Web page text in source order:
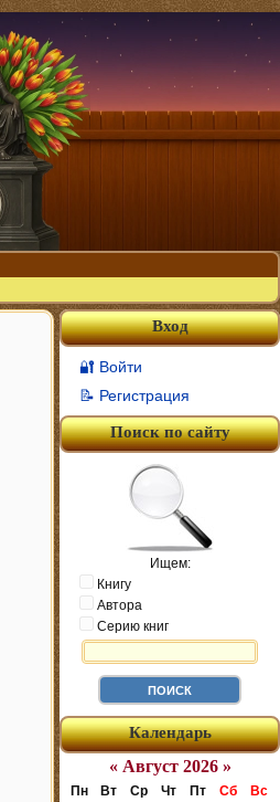
Вход
🔐 Войти
📝 Регистрация
Поиск по сайту
Ищем:
Книгу
Автора
Серию книг
Календарь
« Август 2026 »
Пн Вт Ср Чт Пт Сб Вс